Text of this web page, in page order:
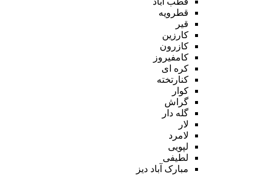
قطرویه
قیر
کارزین
کازرون
کامفیروز
کره ای
کنارتخته
کوار
گراش
گله دار
لار
لامرد
لپویی
لطیفی
مبارک آباد دیز